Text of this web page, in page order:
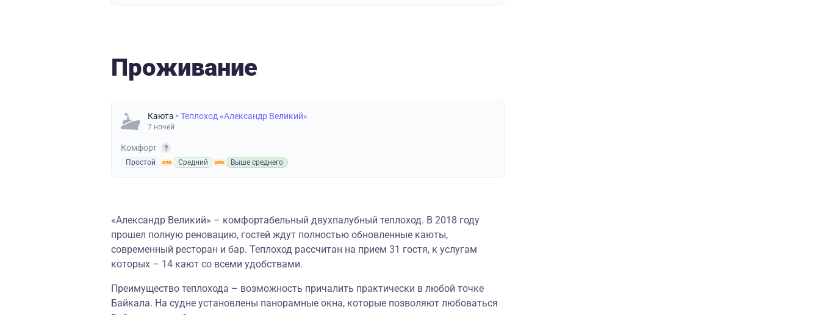
Проживание
Каюта • Теплоход «Александр Великий»
7 ночей
Комфорт
Простой Средний Выше среднего
«Александр Великий» – комфортабельный двухпалубный теплоход. В 2018 году
прошел полную реновацию, гостей ждут полностью обновленные каюты,
современный ресторан и бар. Теплоход рассчитан на прием 31 гостя, к услугам
которых – 14 кают со всеми удобствами.
Преимущество теплохода – возможность причалить практически в любой точке
Байкала. На судне установлены панорамные окна, которые позволяют любоваться